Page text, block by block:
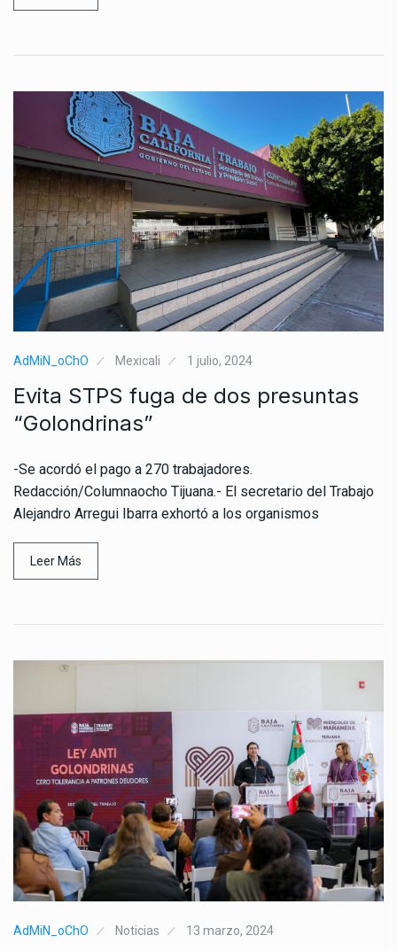
AdMiN_oChO Mexicali 1 julio, 2024
Evita STPS fuga de dos presuntas
“Golondrinas”
-Se acordó el pago a 270 trabajadores.
Redacción/Columnaocho Tijuana.- El secretario del Trabajo
Alejandro Arregui Ibarra exhortó a los organismos
Leer Más
AdMiN_oChO Noticias 13 marzo, 2024